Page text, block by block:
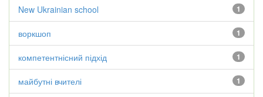
1
New Ukrainian school
1
воркшоп
1
компетентнісний підхід
1
майбутні вчителі